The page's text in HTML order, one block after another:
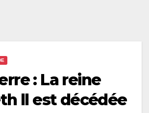
: La reine
ll est décédée